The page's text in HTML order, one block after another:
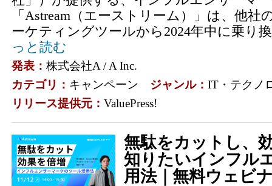
「Astream（エーストリーム）」は、他
ーケティングツールから2024年中に乗り
っと読む
発表： 株式会社A / A Inc.
カテゴリ： キャンペーン ジャンル： IT・テクノ
リリース提供元： ValuePress!
無駄をカットし、
知りたいインフル
用法｜無料ウェビ